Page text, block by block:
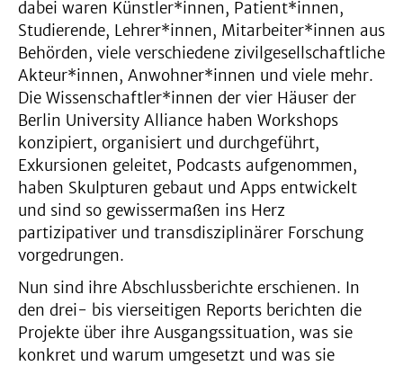
dabei waren Künstler*innen, Patient*innen,
Studierende, Lehrer*innen, Mitarbeiter*innen aus
Behörden, viele verschiedene zivilgesellschaftliche
Akteur*innen, Anwohner*innen und viele mehr.
Die Wissenschaftler*innen der vier Häuser der
Berlin University Alliance haben Workshops
konzipiert, organisiert und durchgeführt,
Exkursionen geleitet, Podcasts aufgenommen,
haben Skulpturen gebaut und Apps entwickelt
und sind so gewissermaßen ins Herz
partizipativer und transdisziplinärer Forschung
vorgedrungen.
Nun sind ihre Abschlussberichte erschienen. In
den drei- bis vierseitigen Reports berichten die
Projekte über ihre Ausgangssituation, was sie
konkret und warum umgesetzt und was sie